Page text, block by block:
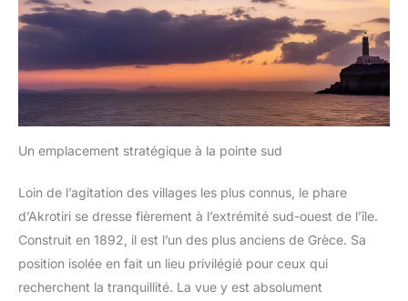
Un emplacement stratégique à la pointe sud
Loin de l’agitation des villages les plus connus, le phare
d’Akrotiri se dresse fièrement à l’extrémité sud-ouest de l’île.
Construit en 1892, il est l’un des plus anciens de Grèce. Sa
position isolée en fait un lieu privilégié pour ceux qui
recherchent la tranquillité. La vue y est absolument